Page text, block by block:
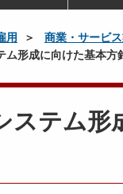
用 商業・サービ
ム形成に向けた基本方
ステム